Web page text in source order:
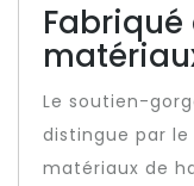
Fabriqué
Le soutien-
distingue par
matériaux de